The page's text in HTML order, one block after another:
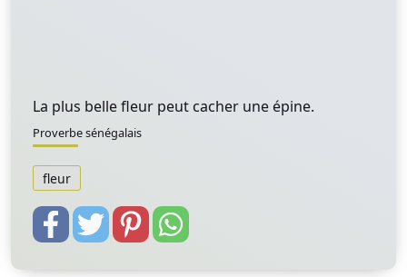
La plus belle fleur peut cacher une épine.
Proverbe sénégalais
fleur